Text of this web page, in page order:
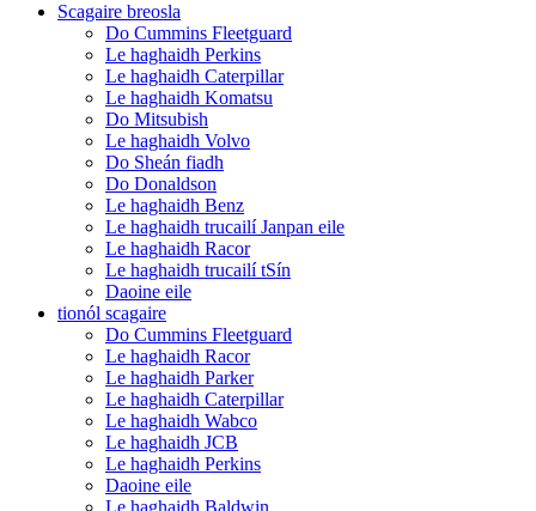
Scagaire breosla
Do Cummins Fleetguard
Le haghaidh Perkins
Le haghaidh Caterpillar
Le haghaidh Komatsu
Do Mitsubish
Le haghaidh Volvo
Do Sheán fiadh
Do Donaldson
Le haghaidh Benz
Le haghaidh trucailí Janpan eile
Le haghaidh Racor
Le haghaidh trucailí tSín
Daoine eile
tionól scagaire
Do Cummins Fleetguard
Le haghaidh Racor
Le haghaidh Parker
Le haghaidh Caterpillar
Le haghaidh Wabco
Le haghaidh JCB
Le haghaidh Perkins
Daoine eile
Le haghaidh Baldwin